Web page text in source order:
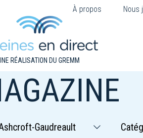
À propos Nous
RÉALISATION DU GREMM